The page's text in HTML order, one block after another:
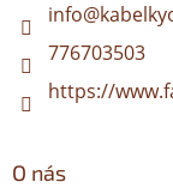
info@
776703503
https://
O nás